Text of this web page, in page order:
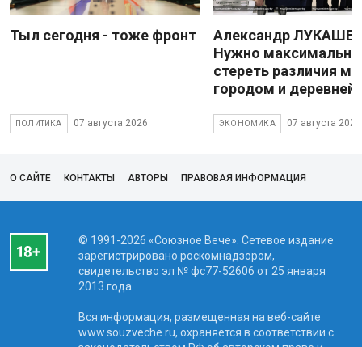
Тыл сегодня - тоже фронт
ПОЛИТИКА 07 августа 2026
Александр
Нужно максимально
стереть различия
городом и деревней
ЭКОНОМИКА 07 августа 2026
О САЙТЕ КОНТАКТЫ АВТОРЫ ПРАВОВАЯ ИНФОРМАЦИЯ
© 1991-2026 «Союзное Вече». Сетевое издание
зарегистрировано роскомнадзором,
свидетельство эл № фc77-52606 от 25 января
2013 года.
Вся информация, размещенная на веб-сайте
www.souzveche.ru, охраняется в соответствии с